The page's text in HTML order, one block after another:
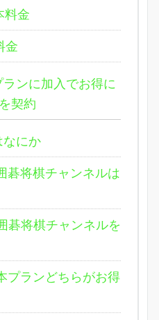
料金
金
ンに加入でお得に
契約
なにか
碁将棋チャンネルは
碁将棋チャンネルを
プランどちらがお得